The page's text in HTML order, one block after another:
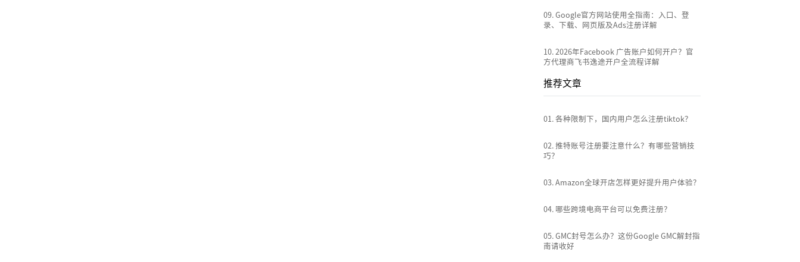
09.Google官方网站使用全指南：入口、登
录、下载、网页版及Ads注册详解
10.2026年Facebook 广告账户如何开户？官
方代理商飞书逸途开户全流程详解
推荐文章
01.各种限制下，国内用户怎么注册tiktok？
02.推特账号注册要注意什么？有哪些营销技
巧？
03.Amazon全球开店怎样更好提升用户体验？
04. 哪些跨境电商平台可以免费注册？
05.GMC封号怎么办？这份Google GMC解封指
南请收好